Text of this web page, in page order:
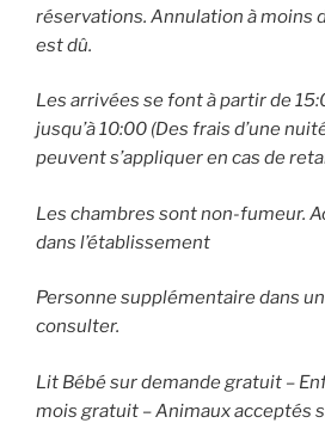
réservations. Annulation à moins
est dû.
Les arrivées se font à partir de
jusqu’à 10:00 (Des frais d’une
peuvent s’appliquer en cas de
Les chambres sont non-fumeur.
dans l’établissement
Personne supplémentaire dans
consulter.
Lit Bébé sur demande gratuit –
mois gratuit – Animaux acceptés